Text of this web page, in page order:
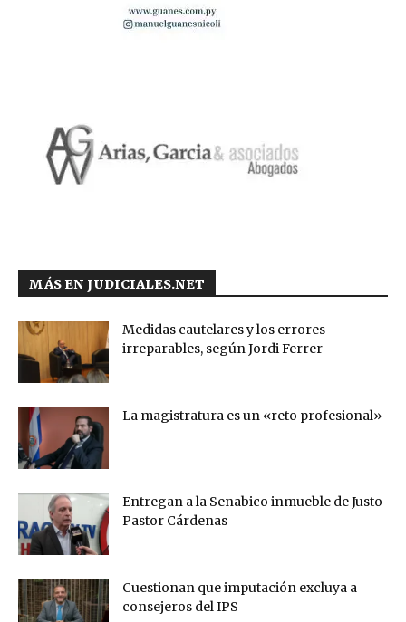
MÁS EN JUDICIALES.NET
Medidas cautelares y los errores
irreparables, según Jordi Ferrer
La magistratura es un «reto profesional»
Entregan a la Senabico inmueble de Justo
Pastor Cárdenas
Cuestionan que imputación excluya a
consejeros del IPS